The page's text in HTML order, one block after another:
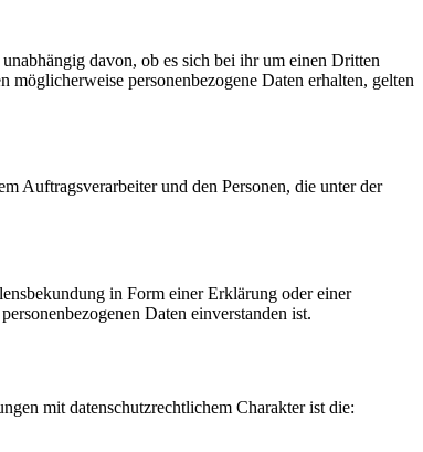
davon, ob es sich bei ihr um einen Dritten
personenbezogene Daten erhalten, gelten
Auftragsverarbeiter und den Personen, die unter der
in Form einer Erklärung oder einer
Daten einverstanden ist.
mit datenschutzrechtlichem Charakter ist die: